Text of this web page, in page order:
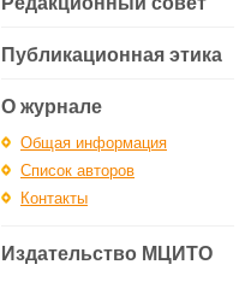
Публикационная этика
О журнале
Общая информация
Список авторов
Контакты
Издательство МЦИТО